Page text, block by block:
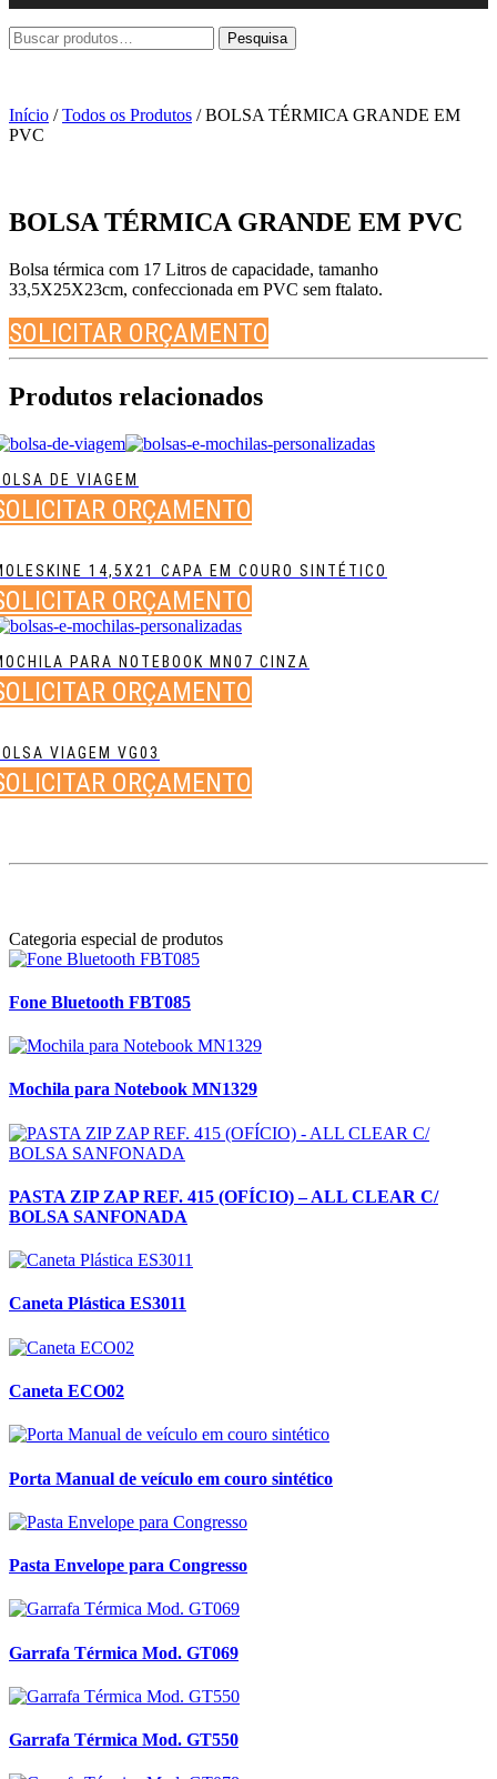
Início /Todos os Produtos / BOLSA TÉRMICA GRANDE EM
PVC
BOLSA TÉRMICA GRANDE EM PVC
Bolsa térmica com 17 Litros de capacidade, tamanho
33,5X25X23cm, confeccionada em PVC sem ftalato.
SOLICITAR ORÇAMENTO
Produtos relacionados
DE VIAGEM
ORÇAMENTO
14,5X21 CAPA EM COURO SINTÉTICO
ORÇAMENTO
PARA NOTEBOOK MN07 CINZA
ORÇAMENTO
VIAGEM VG03
ORÇAMENTO
Categoria especial de produtos
Fone Bluetooth FBT085
Mochila para Notebook MN1329
PASTA ZIP ZAP REF. 415 (OFÍCIO) – ALL CLEAR C/
BOLSA SANFONADA
Caneta Plástica ES3011
Caneta ECO02
Porta Manual de veículo em couro sintético
Pasta Envelope para Congresso
Garrafa Térmica Mod. GT069
Garrafa Térmica Mod. GT550